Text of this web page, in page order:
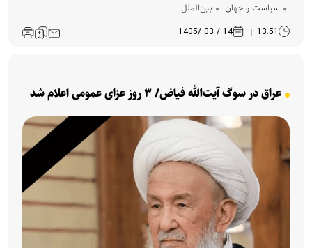
سیاست و جهان بین‌الملل
13:51
14 / 03 /1405
عراق در سوگ آیت‌الله فیاض/ ۳ روز عزای عمومی اعلام شد